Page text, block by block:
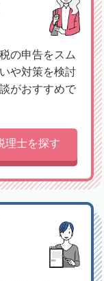
の申告をスム
や対策を検討
がおすすめで
理士を探す